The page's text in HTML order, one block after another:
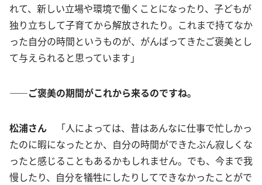
れて、新しい立場や環境で働くことになったり、子どもが
独り立ちして子育てから解放されたり。これまで持てなか
った自分の時間というものが、がんばってきたご褒美とし
て与えられると思っています」
――ご褒美の期間がこれから来るのですね。
松浦さん 「人によっては、昔はあんなに仕事で忙しかっ
たのに暇になったとか、自分の時間ができたぶん寂しくな
ったと感じることもあるかもしれません。でも、今まで我
慢したり、自分を犠牲にしたりしてできなかったことがで